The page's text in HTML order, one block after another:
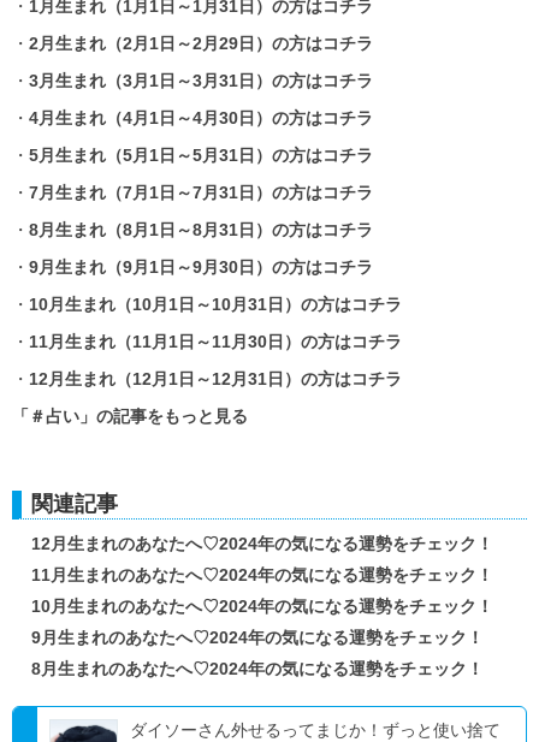
・ 1月生まれ（1月1日～1月31日）の方はコチラ
・ 2月生まれ（2月1日～2月29日）の方はコチラ
・ 3月生まれ（3月1日～3月31日）の方はコチラ
・ 4月生まれ（4月1日～4月30日）の方はコチラ
・ 5月生まれ（5月1日～5月31日）の方はコチラ
・ 7月生まれ（7月1日～7月31日）の方はコチラ
・ 8月生まれ（8月1日～8月31日）の方はコチラ
・ 9月生まれ（9月1日～9月30日）の方はコチラ
・ 10月生まれ（10月1日～10月31日）の方はコチラ
・ 11月生まれ（11月1日～11月30日）の方はコチラ
・ 12月生まれ（12月1日～12月31日）の方はコチラ
「＃占い」の記事をもっと見る
関連記事
12月生まれのあなたへ♡2024年の気になる運勢をチェック！
11月生まれのあなたへ♡2024年の気になる運勢をチェック！
10月生まれのあなたへ♡2024年の気になる運勢をチェック！
9月生まれのあなたへ♡2024年の気になる運勢をチェック！
8月生まれのあなたへ♡2024年の気になる運勢をチェック！
ダイソーさん外せるってまじか！ずっと使い捨て